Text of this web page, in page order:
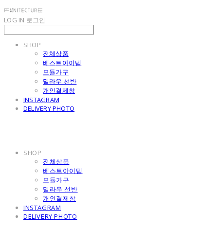
LOG IN 로그인
SHOP
전체상품
베스트아이템
모듈가구
밀라우 선반
개인결제창
INSTAGRAM
DELIVERY PHOTO
SHOP
전체상품
베스트아이템
모듈가구
밀라우 선반
개인결제창
INSTAGRAM
DELIVERY PHOTO